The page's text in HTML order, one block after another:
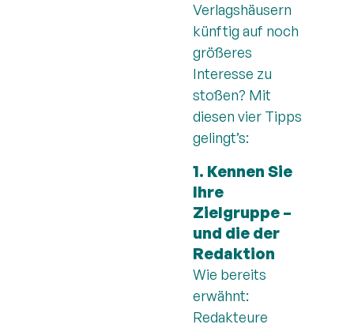
Verlagshäusern
künftig auf noch
größeres
Interesse zu
stoßen? Mit
diesen vier Tipps
gelingt’s:
1. Kennen Sie
Ihre
Zielgruppe –
und die der
Redaktion
Wie bereits
erwähnt:
Redakteure